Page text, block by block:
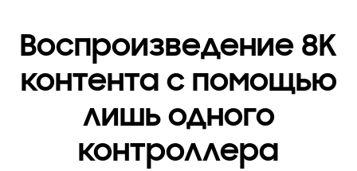
Воспроизведение 8K
контента с помощью
лишь одного
контроллера